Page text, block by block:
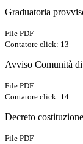
Graduatoria
File PDF
Contatore click: 13
Avviso Comunità
File PDF
Contatore click: 14
Decreto
File PDF